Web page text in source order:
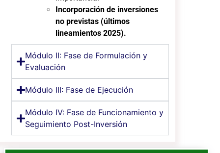
Incorporación de inversiones
no previstas (últimos
lineamientos 2025).
Módulo II: Fase de Formulación y
Evaluación
Módulo III: Fase de Ejecución
Módulo IV: Fase de Funcionamiento y
Seguimiento Post-Inversión